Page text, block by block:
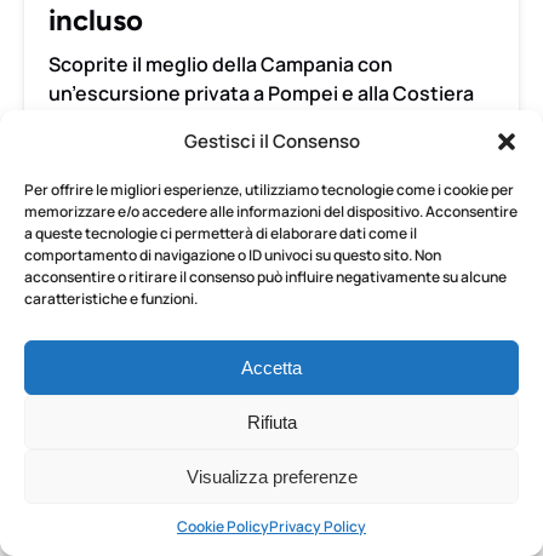
Gestisci il Consenso
Per offrire le migliori esperienze, utilizziamo tecnologie come i cookie per
memorizzare e/o accedere alle informazioni del dispositivo. Acconsentire
a queste tecnologie ci permetterà di elaborare dati come il
comportamento di navigazione o ID univoci su questo sito. Non
acconsentire o ritirare il consenso può influire negativamente su alcune
caratteristiche e funzioni.
Accetta
Rifiuta
Visualizza preferenze
Cookie PolicyPrivacy Policy
incluso
Scoprite il meglio della Campania con
un’escursione privata a Pompei e alla Costiera
PRENOTA ORA
SCOPRI DI PIÙ
8 ORE